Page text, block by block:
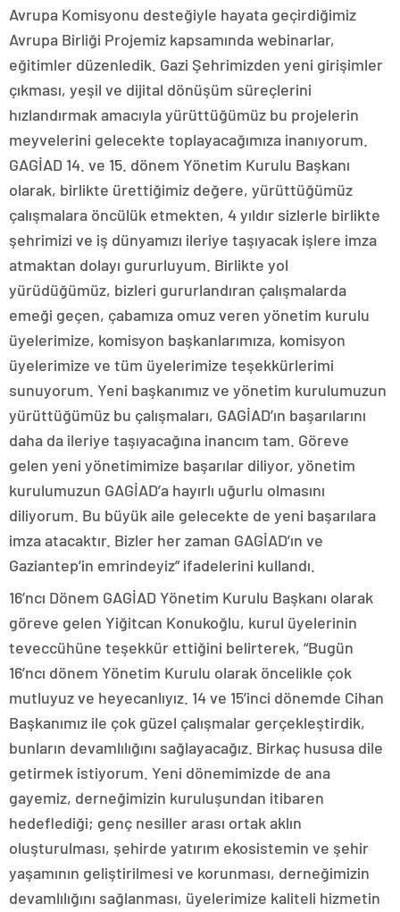
Avrupa Komisyonu desteğiyle hayata geçirdiğimiz
Avrupa Birliği Projemiz kapsamında webinarlar,
eğitimler düzenledik. Gazi Şehrimizden yeni girişimler
çıkması, yeşil ve dijital dönüşüm süreçlerini
hızlandırmak amacıyla yürüttüğümüz bu projelerin
meyvelerini gelecekte toplayacağımıza inanıyorum.
GAGİAD 14. ve 15. dönem Yönetim Kurulu Başkanı
olarak, birlikte ürettiğimiz değere, yürüttüğümüz
çalışmalara öncülük etmekten, 4 yıldır sizlerle birlikte
şehrimizi ve iş dünyamızı ileriye taşıyacak işlere imza
atmaktan dolayı gururluyum. Birlikte yol
yürüdüğümüz, bizleri gururlandıran çalışmalarda
emeği geçen, çabamıza omuz veren yönetim kurulu
üyelerimize, komisyon başkanlarımıza, komisyon
üyelerimize ve tüm üyelerimize teşekkürlerimi
sunuyorum. Yeni başkanımız ve yönetim kurulumuzun
yürüttüğümüz bu çalışmaları, GAGİAD’ın başarılarını
daha da ileriye taşıyacağına inancım tam. Göreve
gelen yeni yönetimimize başarılar diliyor, yönetim
kurulumuzun GAGİAD’a hayırlı uğurlu olmasını
diliyorum. Bu büyük aile gelecekte de yeni başarılara
imza atacaktır. Bizler her zaman GAGİAD’ın ve
Gaziantep’in emrindeyiz” ifadelerini kullandı.
16’ncı Dönem GAGİAD Yönetim Kurulu Başkanı olarak
göreve gelen Yiğitcan Konukoğlu, kurul üyelerinin
teveccühüne teşekkür ettiğini belirterek, “Bugün
16’ncı dönem Yönetim Kurulu olarak öncelikle çok
mutluyuz ve heyecanlıyız. 14 ve 15’inci dönemde Cihan
Başkanımız ile çok güzel çalışmalar gerçekleştirdik,
bunların devamlılığını sağlayacağız. Birkaç hususa dile
getirmek istiyorum. Yeni dönemimizde de ana
gayemiz, derneğimizin kuruluşundan itibaren
hedeflediği; genç nesiller arası ortak aklın
oluşturulması, şehirde yatırım ekosistemin ve şehir
yaşamının geliştirilmesi ve korunması, derneğimizin
devamlılığını sağlanması, üyelerimize kaliteli hizmetin